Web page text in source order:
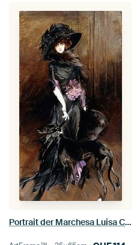
Portrait der Marchesa Luisa Casati mit einem Windhund, Giovanni Boldini